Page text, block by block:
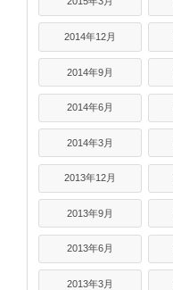
2014年12月
2014年9月
2014年6月
2014年3月
2013年12月
2013年9月
2013年6月
2013年3月